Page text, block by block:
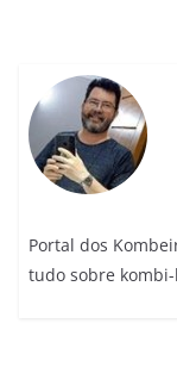
Portal dos
tudo sobre